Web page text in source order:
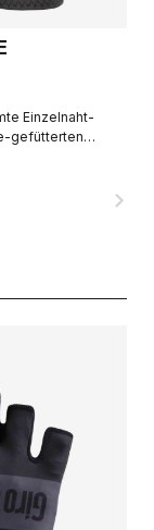
Einzelnaht-
gefütterten
komfortabel
navigate_next